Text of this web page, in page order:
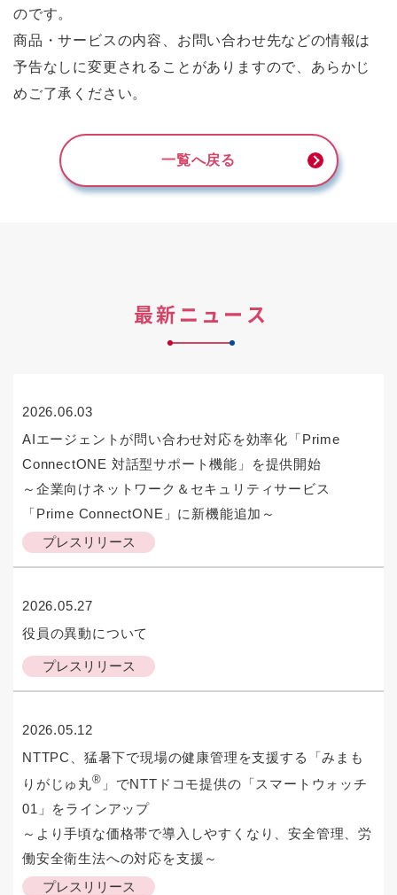
のです。
商品・サービスの内容、お問い合わせ先などの情報は
予告なしに変更されることがありますので、あらかじ
めご了承ください。
一覧へ戻る
最新ニュース
2026.06.03
プレスリリース
AIエージェントが問い合わせ対応を効率化「Prime
ConnectONE 対話型サポート機能」を提供開始
～企業向けネットワーク＆セキュリティサービス
「Prime ConnectONE」に新機能追加～
2026.05.27
プレスリリース
役員の異動について
2026.05.12
プレスリリース
NTTPC、猛暑下で現場の健康管理を支援する「みまも
りがじゅ丸® 」でNTTドコモ提供の「スマートウォッチ
01」をラインアップ
～より手頃な価格帯で導入しやすくなり、安全管理、労
働安全衛生法への対応を支援～